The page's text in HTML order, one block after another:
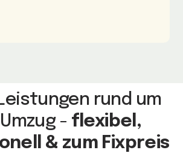
rund um
- flexibel,
& zum Fixpreis